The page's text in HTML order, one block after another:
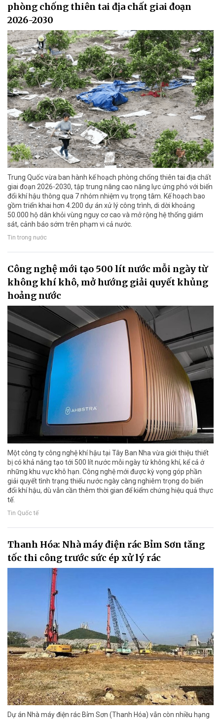
phòng chống thiên tai địa chất giai đoạn
2026-2030
Trung Quốc vừa ban hành kế hoạch phòng chống thiên tai địa chất
giai đoạn 2026-2030, tập trung nâng cao năng lực ứng phó với biến
đổi khí hậu thông qua 7 nhóm nhiệm vụ trọng tâm. Kế hoạch bao
gồm triển khai hơn 4.200 dự án xử lý công trình, di dời khoảng
50.000 hộ dân khỏi vùng nguy cơ cao và mở rộng hệ thống giám
sát, cảnh báo sớm trên phạm vi cả nước.
Tin trong nước
Công nghệ mới tạo 500 lít nước mỗi ngày từ
không khí khô, mở hướng giải quyết khủng
hoảng nước
Một công ty công nghệ khí hậu tại Tây Ban Nha vừa giới thiệu thiết
bị có khả năng tạo tới 500 lít nước mỗi ngày từ không khí, kể cả ở
những khu vực khô hạn. Công nghệ mới được kỳ vọng góp phần
giải quyết tình trạng thiếu nước ngày càng nghiêm trọng do biến
đổi khí hậu, dù vẫn cần thêm thời gian để kiểm chứng hiệu quả thực
tế.
Tin Quốc tế
Thanh Hóa: Nhà máy điện rác Bỉm Sơn tăng
tốc thi công trước sức ép xử lý rác
Dự án Nhà máy điện rác Bỉm Sơn (Thanh Hóa) vẫn còn nhiều hạng